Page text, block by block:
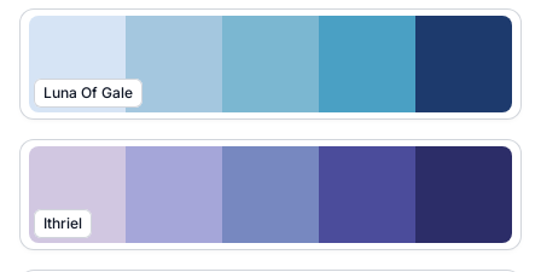
Luna Of Gale
Ithriel